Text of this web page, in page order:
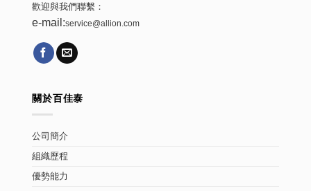
歡迎與我們聯繫：
e-mail:service@allion.com
關於百佳泰
公司簡介
組織歷程
優勢能力